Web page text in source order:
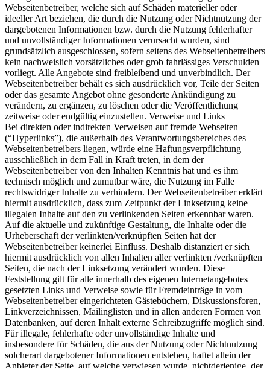
Webseitenbetreiber, welche sich auf Schäden materieller oder
ideeller Art beziehen, die durch die Nutzung oder Nichtnutzung der
dargebotenen Informationen bzw. durch die Nutzung fehlerhafter
und unvollständiger Informationen verursacht wurden, sind
grundsätzlich ausgeschlossen, sofern seitens des Webseitenbetreibers
kein nachweislich vorsätzliches oder grob fahrlässiges Verschulden
vorliegt. Alle Angebote sind freibleibend und unverbindlich. Der
Webseitenbetreiber behält es sich ausdrücklich vor, Teile der Seiten
oder das gesamte Angebot ohne gesonderte Ankündigung zu
verändern, zu ergänzen, zu löschen oder die Veröffentlichung
zeitweise oder endgültig einzustellen. Verweise und Links
Bei direkten oder indirekten Verweisen auf fremde Webseiten
(“Hyperlinks”), die außerhalb des Verantwortungsbereiches des
Webseitenbetreibers liegen, würde eine Haftungsverpflichtung
ausschließlich in dem Fall in Kraft treten, in dem der
Webseitenbetreiber von den Inhalten Kenntnis hat und es ihm
technisch möglich und zumutbar wäre, die Nutzung im Falle
rechtswidriger Inhalte zu verhindern. Der Webseitenbetreiber erklärt
hiermit ausdrücklich, dass zum Zeitpunkt der Linksetzung keine
illegalen Inhalte auf den zu verlinkenden Seiten erkennbar waren.
Auf die aktuelle und zukünftige Gestaltung, die Inhalte oder die
Urheberschaft der verlinkten/verknüpften Seiten hat der
Webseitenbetreiber keinerlei Einfluss. Deshalb distanziert er sich
hiermit ausdrücklich von allen Inhalten aller verlinkten /verknüpften
Seiten, die nach der Linksetzung verändert wurden. Diese
Feststellung gilt für alle innerhalb des eigenen Internetangebotes
gesetzten Links und Verweise sowie für Fremdeinträge in vom
Webseitenbetreiber eingerichteten Gästebüchern, Diskussionsforen,
Linkverzeichnissen, Mailinglisten und in allen anderen Formen von
Datenbanken, auf deren Inhalt externe Schreibzugriffe möglich sind.
Für illegale, fehlerhafte oder unvollständige Inhalte und
insbesondere für Schäden, die aus der Nutzung oder Nichtnutzung
solcherart dargebotener Informationen entstehen, haftet allein der
Anbieter der Seite, auf welche verwiesen wurde, nichtderjenige, der